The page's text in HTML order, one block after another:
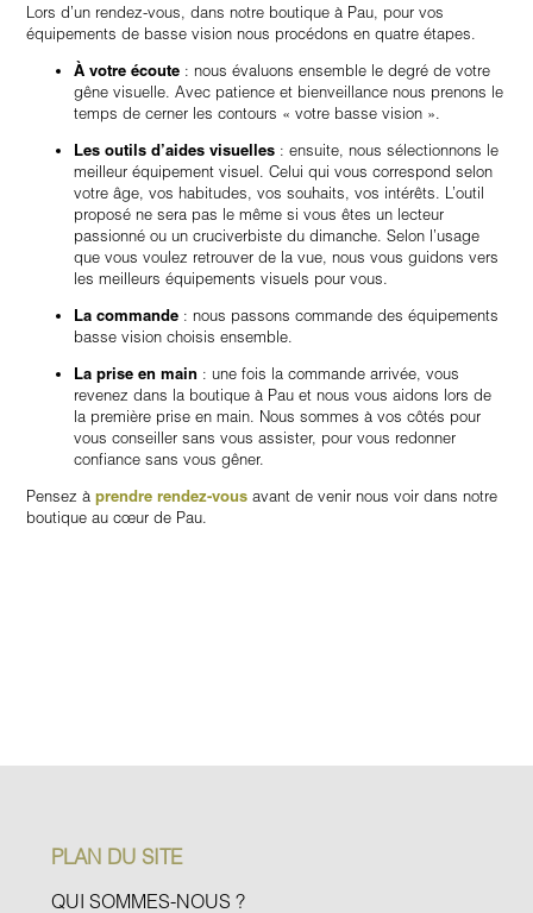
Lors d’un rendez-vous, dans notre boutique à Pau, pour vos
équipements de basse vision nous procédons en quatre étapes.
À votre écoute : nous évaluons ensemble le degré de votre
gêne visuelle. Avec patience et bienveillance nous prenons le
temps de cerner les contours « votre basse vision ».
Les outils d’aides visuelles : ensuite, nous sélectionnons le
meilleur équipement visuel. Celui qui vous correspond selon
votre âge, vos habitudes, vos souhaits, vos intérêts. L’outil
proposé ne sera pas le même si vous êtes un lecteur
passionné ou un cruciverbiste du dimanche. Selon l’usage
que vous voulez retrouver de la vue, nous vous guidons vers
les meilleurs équipements visuels pour vous.
La commande : nous passons commande des équipements
basse vision choisis ensemble.
La prise en main : une fois la commande arrivée, vous
revenez dans la boutique à Pau et nous vous aidons lors de
la première prise en main. Nous sommes à vos côtés pour
vous conseiller sans vous assister, pour vous redonner
confiance sans vous gêner.
Pensez àprendre rendez-vous avant de venir nous voir dans notre
boutique au cœur de Pau.
PLAN DU SITE
QUI SOMMES-NOUS ?